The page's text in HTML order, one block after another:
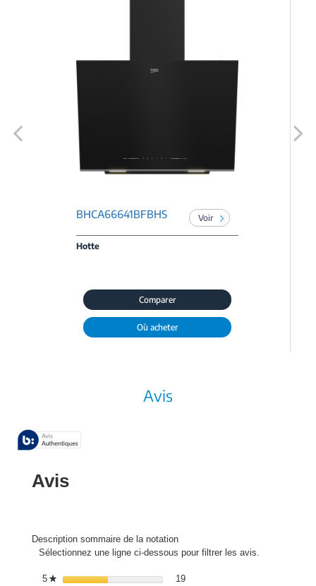
BHCA66641BFBHS Voir
Hotte
Comparer
Où acheter
Avis
Avis
Description sommaire de la notation
Sélectionnez une ligne ci-dessous pour filtrer les avis.
5 ★étoiles 19